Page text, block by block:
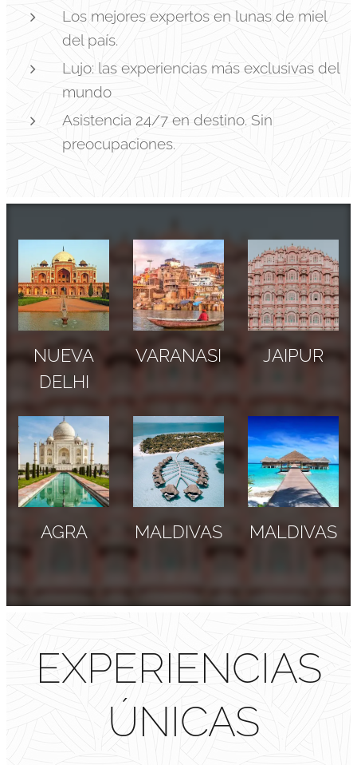
Los mejores expertos en lunas de miel
del país.
Lujo: las experiencias más exclusivas del
mundo
Asistencia 24/7 en destino. Sin
preocupaciones.
NUEVA
DELHI
VARANASI JAIPUR
AGRA MALDIVAS MALDIVAS
EXPERIENCIAS
ÚNICAS